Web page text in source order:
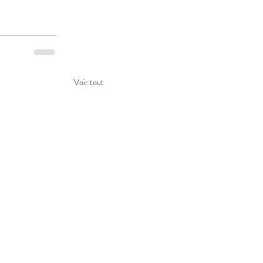
Voir tout